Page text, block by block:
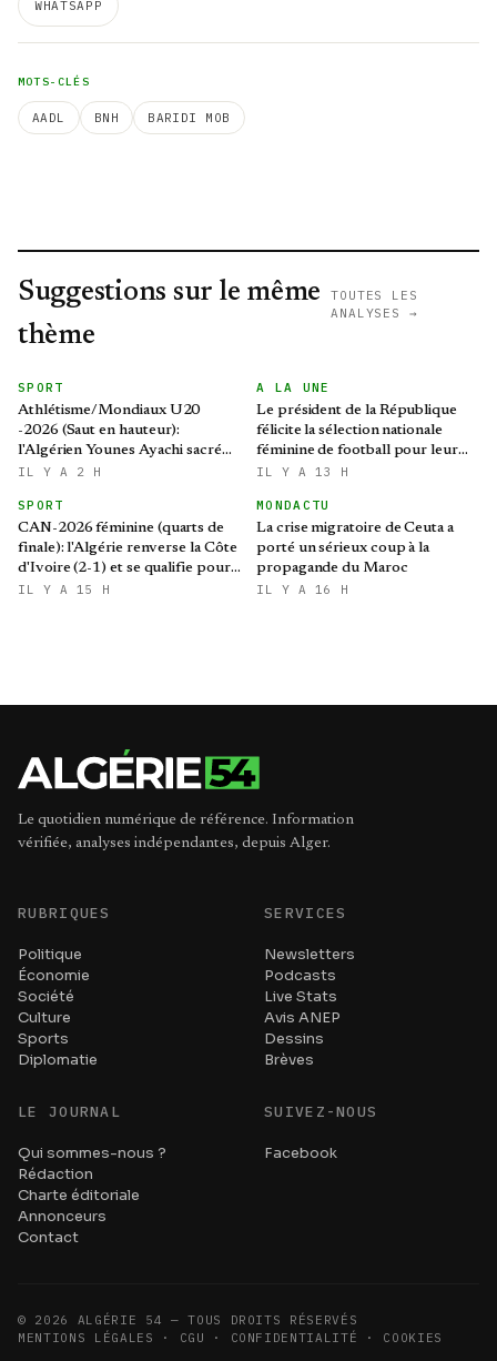
WHATSAPP
MOTS-CLÉS
AADL BNH BARIDI MOB
Suggestions sur le même
thème
TOUTES LES
ANALYSES →
SPORT
Athlétisme/Mondiaux U20
-2026 (Saut en hauteur):
l'Algérien Younes Ayachi sacré
champion du monde
IL Y A 2 H
A LA UNE
Le président de la République
félicite la sélection nationale
féminine de football pour leur
qualification au Mondial 2027 et
IL Y A 13 H
SPORT
CAN-2026 féminine (quarts de
finale): l'Algérie renverse la Côte
d'Ivoire (2-1) et se qualifie pour
le Mondial brésilien
IL Y A 15 H
MONDACTU
La crise migratoire de Ceuta a
porté un sérieux coup à la
propagande du Maroc
IL Y A 16 H
Le quotidien numérique de référence. Information
vérifiée, analyses indépendantes, depuis Alger.
RUBRIQUES
Politique
Économie
Société
Culture
Sports
Diplomatie
SERVICES
Newsletters
Podcasts
Live Stats
Avis ANEP
Dessins
Brèves
LE JOURNAL
Qui sommes-nous ?
Rédaction
Charte éditoriale
Annonceurs
Contact
SUIVEZ-NOUS
Facebook
© 2026
ALGÉRIE 54 — TOUS DROITS RÉSERVÉS
MENTIONS LÉGALES · CGU · CONFIDENTIALITÉ · COOKIES